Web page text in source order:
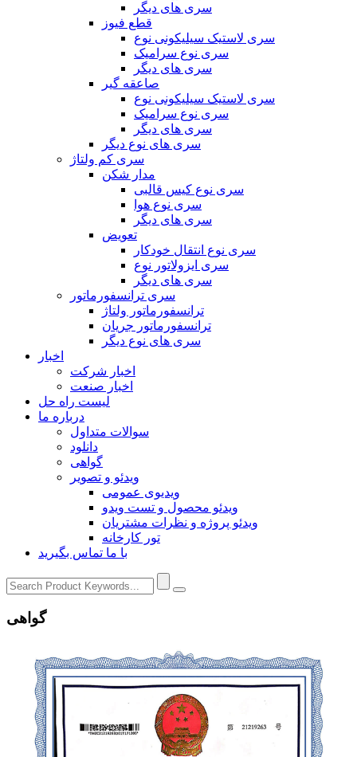
سری های دیگر
قطع فیوز
سری لاستیک سیلیکونی نوع
سری نوع سرامیک
سری های دیگر
صاعقه گیر
سری لاستیک سیلیکونی نوع
سری نوع سرامیک
سری های دیگر
سری های نوع دیگر
سری کم ولتاژ
مدار شکن
سری نوع کیس قالبی
سری نوع هوا
سری های دیگر
تعویض
سری نوع انتقال خودکار
سری ایزولاتور نوع
سری های دیگر
سری ترانسفورماتور
ترانسفورماتور ولتاژ
ترانسفورماتور جریان
سری های نوع دیگر
اخبار
اخبار شرکت
اخبار صنعت
لیست راه حل
درباره ما
سوالات متداول
دانلود
گواهی
ویدئو و تصویر
ویدیوی عمومی
ویدئو محصول و تست ویدو
ویدئو پروژه و نظرات مشتریان
تور کارخانه
با ما تماس بگیرید
گواهی